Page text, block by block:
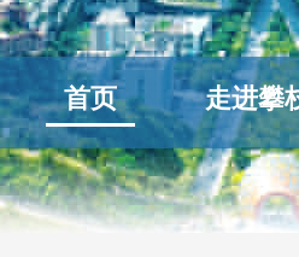
首页 走进攀